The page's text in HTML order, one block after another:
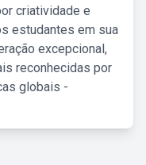
criatividade e
estudantes em sua
excepcional,
reconhecidas por
globais -